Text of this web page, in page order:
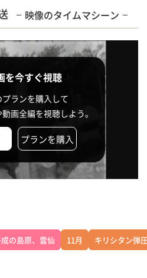
映像のタイムマシーン
を今すぐ視聴
ランを購入して
画全編を視聴しよう。
プランを購入
の島原、雲仙 11月
キリシタン弾